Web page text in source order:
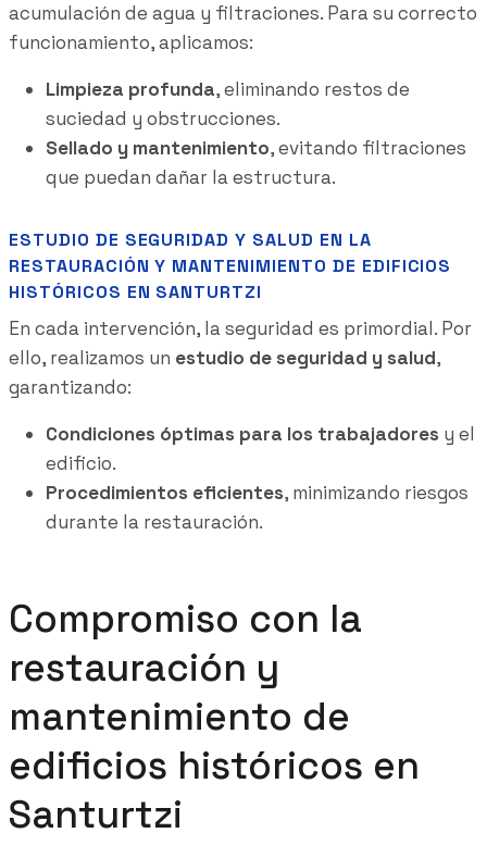
acumulación de agua y filtraciones. Para su correcto
funcionamiento, aplicamos:
Limpieza profunda, eliminando restos de
suciedad y obstrucciones.
Sellado y mantenimiento, evitando filtraciones
que puedan dañar la estructura.
ESTUDIO DE SEGURIDAD Y SALUD EN LA
RESTAURACIÓN Y MANTENIMIENTO DE EDIFICIOS
HISTÓRICOS EN SANTURTZI
En cada intervención, la seguridad es primordial. Por
ello, realizamos un estudio de seguridad y salud,
garantizando:
Condiciones óptimas para los trabajadores y el
edificio.
Procedimientos eficientes, minimizando riesgos
durante la restauración.
Compromiso con la
restauración y
mantenimiento de
edificios históricos en
Santurtzi